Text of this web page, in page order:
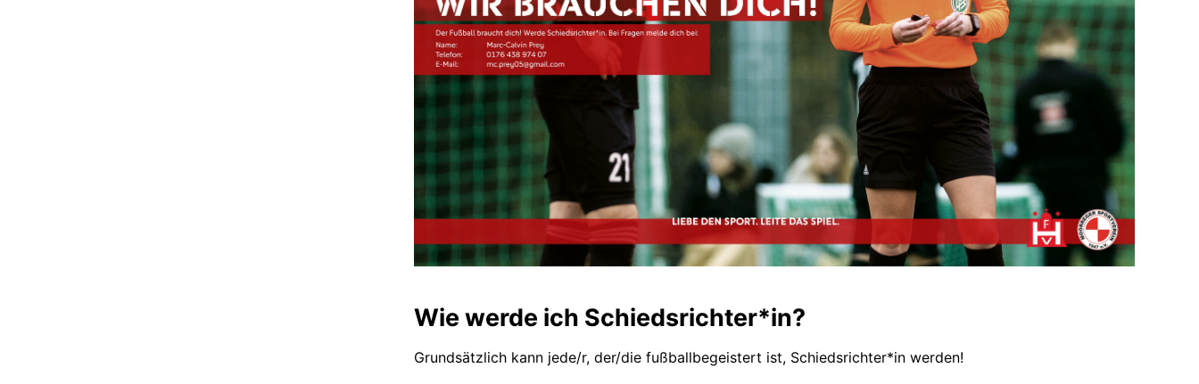
Wie werde ich Schiedsrichter*in?
Grundsätzlich kann jede/r, der/die fußballbegeistert ist, Schiedsrichter*in werden!